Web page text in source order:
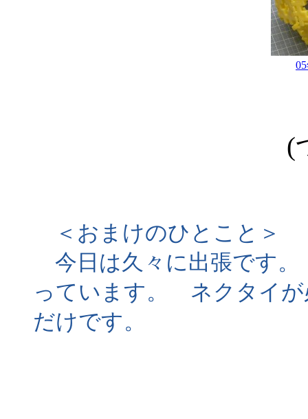
(
＜おまけのひとこと＞
今日は久々に出張です
っています。 ネクタイが
だけです。